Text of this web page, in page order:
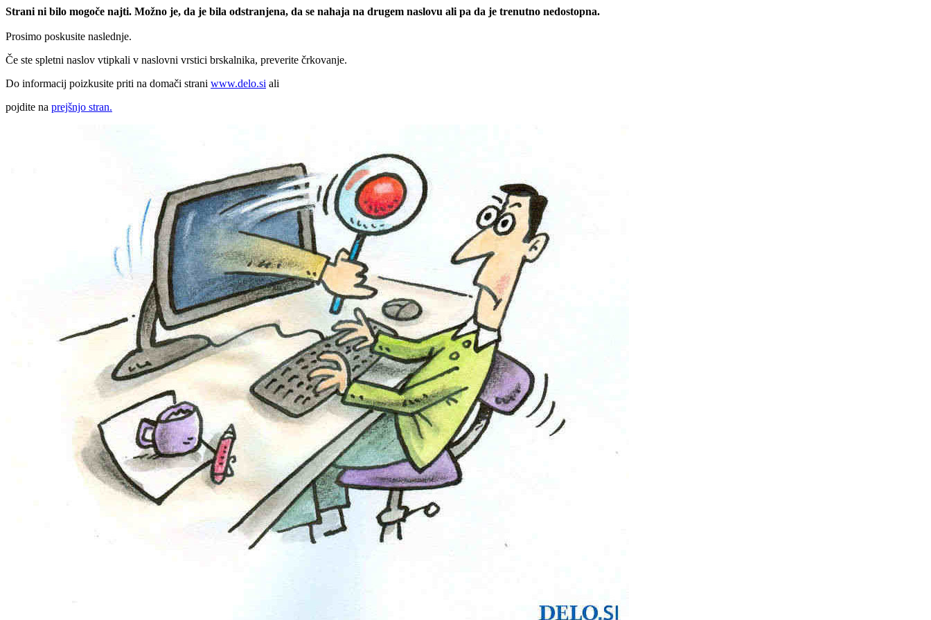
Strani ni bilo mogoče najti. Možno je, da je bila odstranjena, da se nahaja na drugem naslovu ali pa da je trenutno nedostopna.
Prosimo poskusite naslednje.
Če ste spletni naslov vtipkali v naslovni vrstici brskalnika, preverite črkovanje.
Do informacij poizkusite priti na domači strani www.delo.si ali
pojdite na prejšnjo stran.